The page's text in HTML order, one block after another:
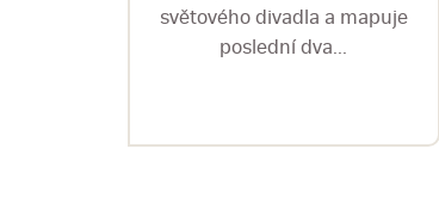
světového divadla a mapuje
poslední dva...